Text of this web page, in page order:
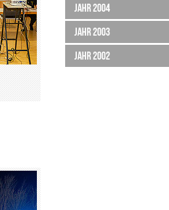
Jahr 2004
Jahr 2003
Jahr 2002